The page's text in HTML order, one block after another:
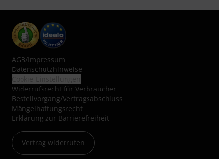
AGB/Impressum
Datenschutzhinweise
Widerrufsrecht für Verbraucher
Bestellvorgang/Vertragsabschluss
Mängelhaftungsrecht
Erklärung zur Barrierefreiheit
Vertrag widerrufen